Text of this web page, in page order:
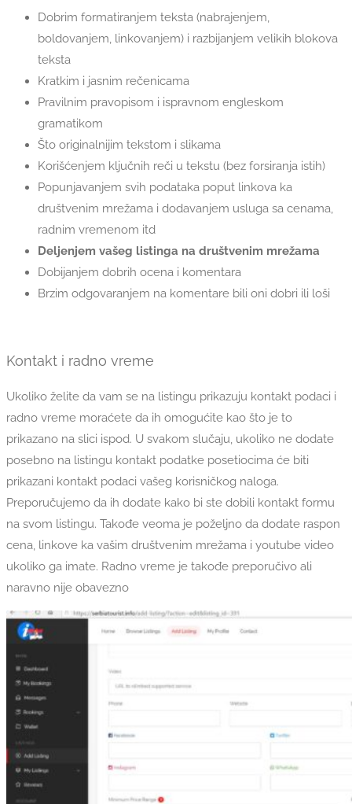
Dobrim formatiranjem teksta (nabrajenjem,
boldovanjem, linkovanjem) i razbijanjem velikih blokova
teksta
Kratkim i jasnim rečenicama
Pravilnim pravopisom i ispravnom engleskom
gramatikom
Što originalnijim tekstom i slikama
Korišćenjem ključnih reči u tekstu (bez forsiranja istih)
Popunjavanjem svih podataka poput linkova ka
društvenim mrežama i dodavanjem usluga sa cenama,
radnim vremenom itd
Deljenjem vašeg listinga na društvenim mrežama
Dobijanjem dobrih ocena i komentara
Brzim odgovaranjem na komentare bili oni dobri ili loši
Kontakt i radno vreme
Ukoliko želite da vam se na listingu prikazuju kontakt podaci i
radno vreme moraćete da ih omogućite kao što je to
prikazano na slici ispod. U svakom slučaju, ukoliko ne dodate
posebno na listingu kontakt podatke posetiocima će biti
prikazani kontakt podaci vašeg korisničkog naloga.
Preporučujemo da ih dodate kako bi ste dobili kontakt formu
na svom listingu. Takođe veoma je poželjno da dodate raspon
cena, linkove ka vašim društvenim mrežama i youtube video
ukoliko ga imate. Radno vreme je takođe preporučivo ali
naravno nije obavezno